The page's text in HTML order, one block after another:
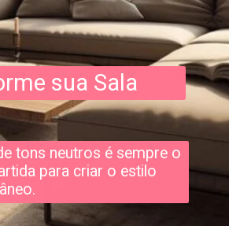
sua Sala
tons neutros é sempre o
para criar o estilo